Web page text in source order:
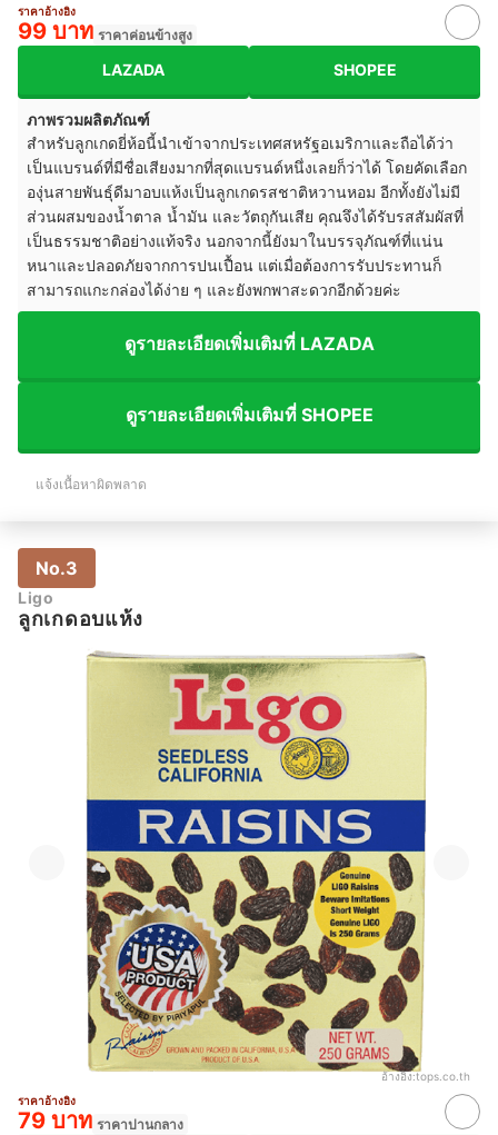
ราคาอ้างอิง
99 บาท ราคาค่อนข้างสูง
LAZADA SHOPEE
ภาพรวมผลิตภัณฑ์
สำหรับลูกเกดยี่ห้อนี้นำเข้าจากประเทศสหรัฐอเมริกาและถือได้ว่า
เป็นแบรนด์ที่มีชื่อเสียงมากที่สุดแบรนด์หนึ่งเลยก็ว่าได้ โดยคัดเลือก
องุ่นสายพันธุ์ดีมาอบแห้งเป็นลูกเกดรสชาติหวานหอม อีกทั้งยังไม่มี
ส่วนผสมของน้ำตาล น้ำมัน และวัตถุกันเสีย คุณจึงได้รับรสสัมผัสที่
เป็นธรรมชาติอย่างแท้จริง นอกจากนี้ยังมาในบรรจุภัณฑ์ที่แน่น
หนาและปลอดภัยจากการปนเปื้อน แต่เมื่อต้องการรับประทานก็
สามารถแกะกล่องได้ง่าย ๆ และยังพกพาสะดวกอีกด้วยค่ะ
ดูรายละเอียดเพิ่มเติมที่ LAZADA
ดูรายละเอียดเพิ่มเติมที่ SHOPEE
แจ้งเนื้อหาผิดพลาด
No.3
Ligo
ลูกเกดอบแห้ง
อ้างอิง:tops.co.th
ราคาอ้างอิง
79 บาท ราคาปานกลาง